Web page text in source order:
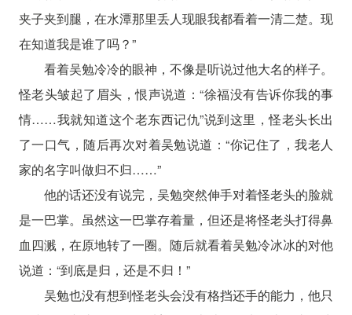
夹子夹到腿，在水潭那里丢人现眼我都看着一清二楚。现
在知道我是谁了吗？”
看着吴勉冷冷的眼神，不像是听说过他大名的样子。
怪老头皱起了眉头，恨声说道：“徐福没有告诉你我的事
情……我就知道这个老东西记仇”说到这里，怪老头长出
了一口气，随后再次对着吴勉说道：“你记住了，我老人
家的名字叫做归不归……”
他的话还没有说完，吴勉突然伸手对着怪老头的脸就
是一巴掌。虽然这一巴掌存着量，但还是将怪老头打得鼻
血四溅，在原地转了一圈。随后就看着吴勉冷冰冰的对他
说道：“到底是归，还是不归！”
吴勉也没有想到怪老头会没有格挡还手的能力，他只